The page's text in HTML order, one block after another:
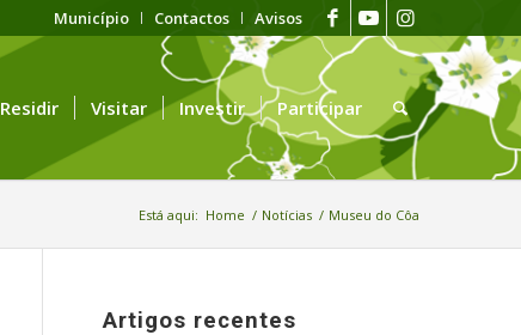
Município Contactos Avisos
Residir Visitar Investir Participar
Está aqui: Home / Notícias / Museu do Côa
Artigos recentes